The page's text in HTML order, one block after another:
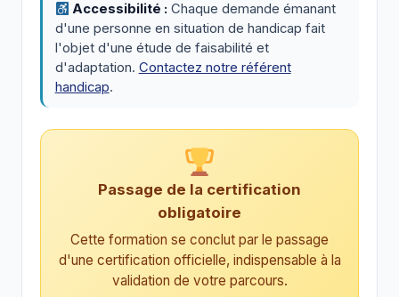
Accessibilité : Chaque demande émanant
d'une personne en situation de handicap fait
l'objet d'une étude de faisabilité et
d'adaptation. Contactez notre référent
handicap.
Passage de la certification
obligatoire
Cette formation se conclut par le passage
d'une certification officielle, indispensable à la
validation de votre parcours.